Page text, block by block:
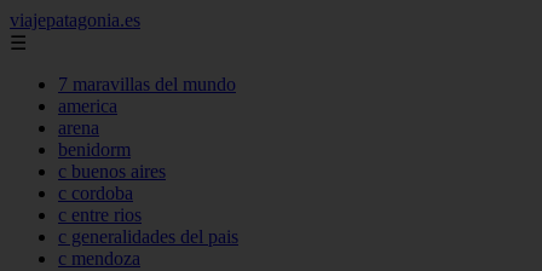
viajepatagonia.es
☰
7 maravillas del mundo
america
arena
benidorm
c buenos aires
c cordoba
c entre rios
c generalidades del pais
c mendoza